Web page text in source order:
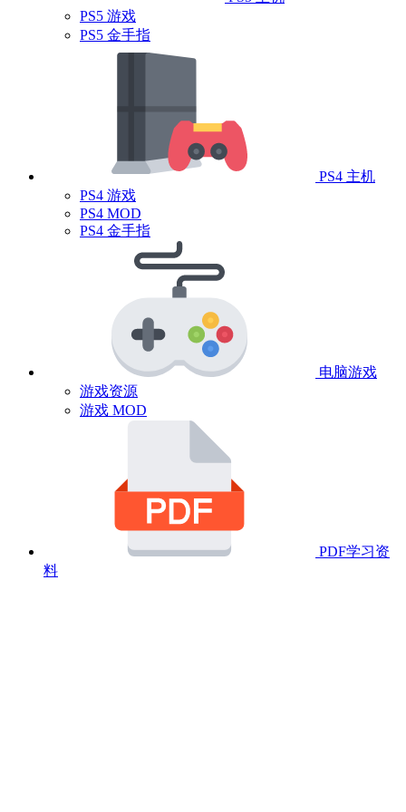
PS5 游戏
PS5 金手指
PS4 主机
PS4 游戏
PS4 MOD
PS4 金手指
电脑游戏
游戏资源
游戏 MOD
PDF学习资
料